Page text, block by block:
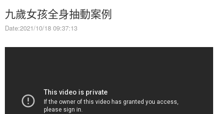
九歲女孩全身抽動案例
Date:2021/10/18 09:37:13